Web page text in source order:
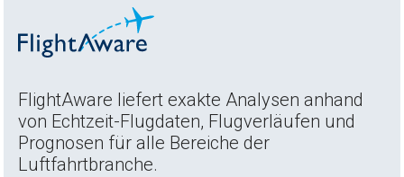
FlightAware liefert exakte Analysen anhand
von Echtzeit-Flugdaten, Flugverläufen und
Prognosen für alle Bereiche der
Luftfahrtbranche.